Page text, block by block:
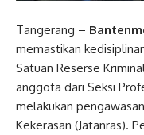
Tangerang –
memastikan
Satuan Reserse
anggota dari Seksi
melakukan
Kekerasan (Jatanras).